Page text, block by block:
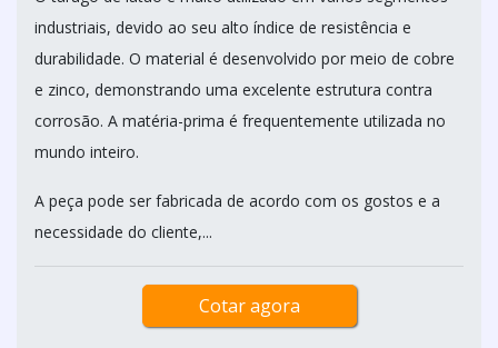
O tarugo de latão é muito utilizado em vários segmentos
durabilidade. O material é desenvolvido por meio de cobre
e zinco, demonstrando uma excelente estrutura contra